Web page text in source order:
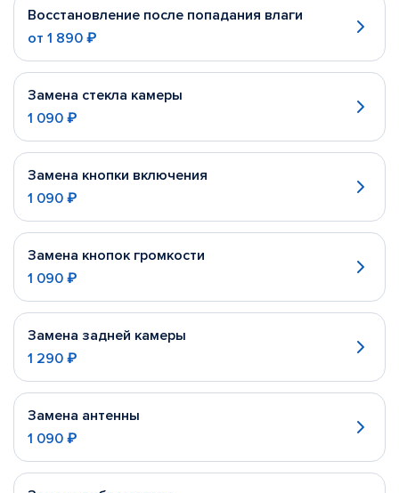
Восстановление после попадания влаги
от 1 890 ₽
Замена стекла камеры
1 090 ₽
Замена кнопки включения
1 090 ₽
Замена кнопок громкости
1 090 ₽
Замена задней камеры
1 290 ₽
Замена антенны
1 090 ₽